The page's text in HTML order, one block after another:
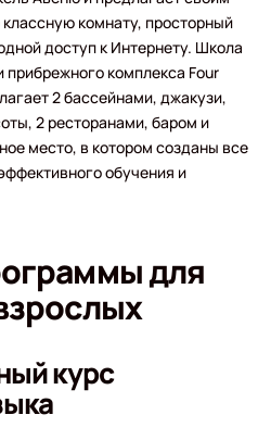
комнату, просторный
доступ к Интернету. Школа
прибрежного комплекса Four
2 бассейнами, джакузи,
2 ресторанами, баром и
место, в котором созданы все
обучения и
для
курс